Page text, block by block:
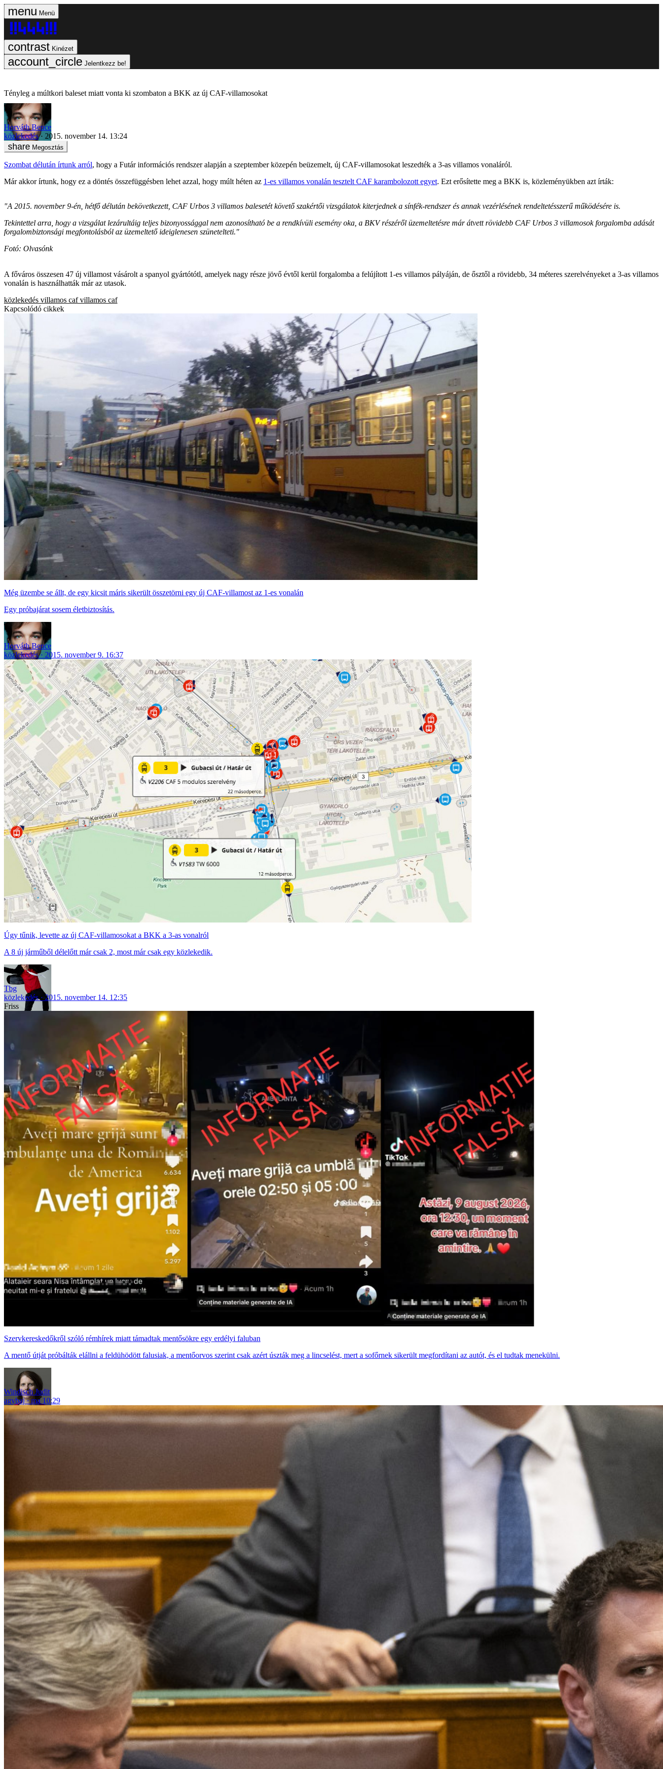
Menü
Kinézet
Jelentkezz be!
Tényleg a múltkori baleset miatt vonta ki szombaton a BKK az új CAF-villamosokat
Horváth Bence
közlekedés
2015. november 14. 13:24
Megosztás
Szombat délután írtunk arról, hogy a Futár információs rendszer alapján a szeptember közepén beüzemelt, új CAF-villamosokat leszedték a 3-as villamos vonaláról.
Már akkor írtunk, hogy ez a döntés összefüggésben lehet azzal, hogy múlt héten az 1-es villamos vonalán tesztelt CAF karambolozott egyet. Ezt erősítette meg a BKK is, közleményükben azt írták:
"A 2015. november 9-én, hétfő délután bekövetkezett, CAF Urbos 3 villamos balesetét követő szakértői vizsgálatok kiterjednek a sínfék-rendszer és annak vezérlésének rendeltetésszerű működésére is.
Tekintettel arra, hogy a vizsgálat lezárultáig teljes bizonyossággal nem azonosítható be a rendkívüli esemény oka, a BKV részéről üzemeltetésre már átvett rövidebb CAF Urbos 3 villamosok forgalomba adását
forgalombiztonsági megfontolásból az üzemeltető ideiglenesen szünetelteti."
Fotó: Olvasónk
A főváros összesen 47 új villamost vásárolt a spanyol gyártótótl, amelyek nagy része jövő évtől kerül forgalomba a felújított 1-es villamos pályáján, de ősztől a rövidebb, 34 méteres szerelvényeket a 3-as villamos
vonalán is használhatták már az utasok.
közlekedés villamos caf villamos caf
Kapcsolódó cikkek
Még üzembe se állt, de egy kicsit máris sikerült összetörni egy új CAF-villamost az 1-es vonalán
Egy próbajárat sosem életbiztosítás.
Horváth Bence
közlekedés
2015. november 9. 16:37
Úgy tűnik, levette az új CAF-villamosokat a BKK a 3-as vonalról
A 8 új járműből délelőtt már csak 2, most már csak egy közlekedik.
Tbg
közlekedés
2015. november 14. 12:35
Friss
Szervkereskedőkről szóló rémhírek miatt támadtak mentősökre egy erdélyi faluban
A mentő útját próbálták elállni a feldühödött falusiak, a mentőorvos szerint csak azért úszták meg a lincselést, mert a sofőrnek sikerült megfordítani az autót, és el tudtak menekülni.
Windisch Judit
agybaj
ma 10:29